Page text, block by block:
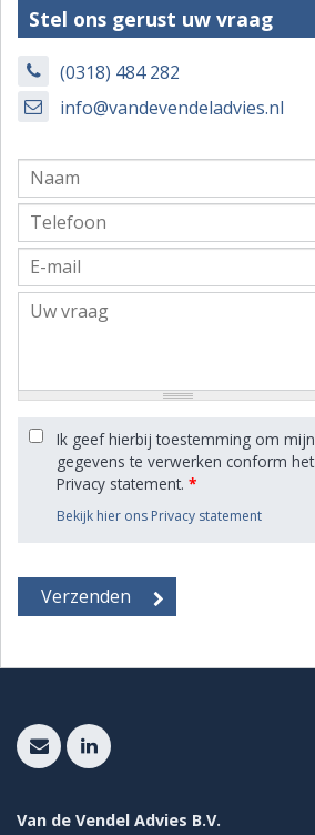
Stel ons gerust uw vraag
(0318) 484 282
info@vandevendeladvies.nl
Ik geef hierbij toestemming om mijn
gegevens te verwerken conform het
Privacy statement. *
Bekijk hier ons Privacy statement
Van de Vendel Advies B.V.